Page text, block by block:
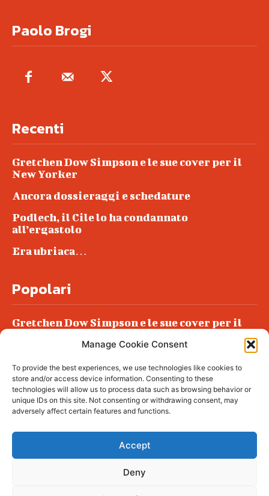
Manage Cookie Consent
To provide the best experiences, we use technologies like cookies to
store and/or access device information. Consenting to these
technologies will allow us to process data such as browsing behavior or
unique IDs on this site. Not consenting or withdrawing consent, may
adversely affect certain features and functions.
Accept
Deny
Paolo Brogi
Recenti
Gretchen Dow Simpson e le sue cover per il
New Yorker
Ancora dossieraggi e schedature
Podlech, il Cile lo ha condannato
all’ergastolo
Era ubriaca…
Popolari
Gretchen Dow Simpson e le sue cover per il
Podlech, il Cile lo ha condannato
all’ergastolo
Era ubriaca…
© tagDiv - All rights reserved. Made with